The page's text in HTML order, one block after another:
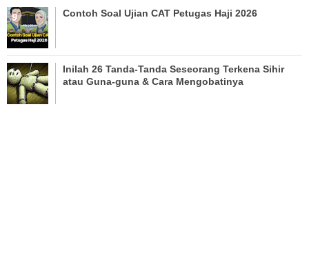
Contoh Soal Ujian CAT Petugas Haji 2026
Inilah 26 Tanda-Tanda Seseorang Terkena Sihir
atau Guna-guna & Cara Mengobatinya